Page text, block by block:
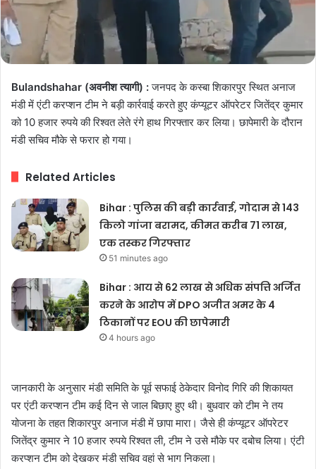
Bulandshahar (अवनीश त्यागी) :जनपद के कस्बा शिकारपुर स्थित अनाज
मंडी में एंटी करप्शन टीम ने बड़ी कार्रवाई करते हुए कंप्यूटर ऑपरेटर जितेंद्र कुमार
को 10 हजार रुपये की रिश्वत लेते रंगे हाथ गिरफ्तार कर लिया। छापेमारी के दौरान
मंडी सचिव मौके से फरार हो गया।
Related Articles
Bihar : पुलिस की बड़ी कार्रवाई, गोदाम से 143
किलो गांजा बरामद, कीमत करीब 71 लाख,
एक तस्कर गिरफ्तार
51 minutes ago
Bihar : आय से 62 लाख से अधिक संपत्ति अर्जित
करने के आरोप में DPO अजीत अमर के 4
ठिकानों पर EOU की छापेमारी
4 hours ago
जानकारी के अनुसार मंडी समिति के पूर्व सफाई ठेकेदार विनोद गिरि की शिकायत
पर एंटी करप्शन टीम कई दिन से जाल बिछाए हुए थी। बुधवार को टीम ने तय
योजना के तहत शिकारपुर अनाज मंडी में छापा मारा। जैसे ही कंप्यूटर ऑपरेटर
जितेंद्र कुमार ने 10 हजार रुपये रिश्वत ली, टीम ने उसे मौके पर दबोच लिया। एंटी
करप्शन टीम को देखकर मंडी सचिव वहां से भाग निकला।